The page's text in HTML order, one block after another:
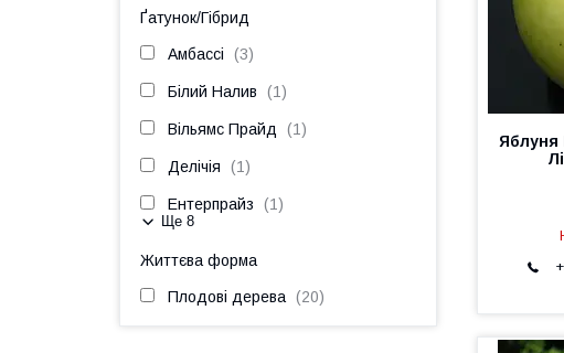
Яблуня
Ґатунок/Гібрид
Амбассі 3
Білий Налив 1
Вільямс Прайд 1
Делічія 1
Ентерпрайз 1
Ще 8
Життєва форма
Плодові дерева 20